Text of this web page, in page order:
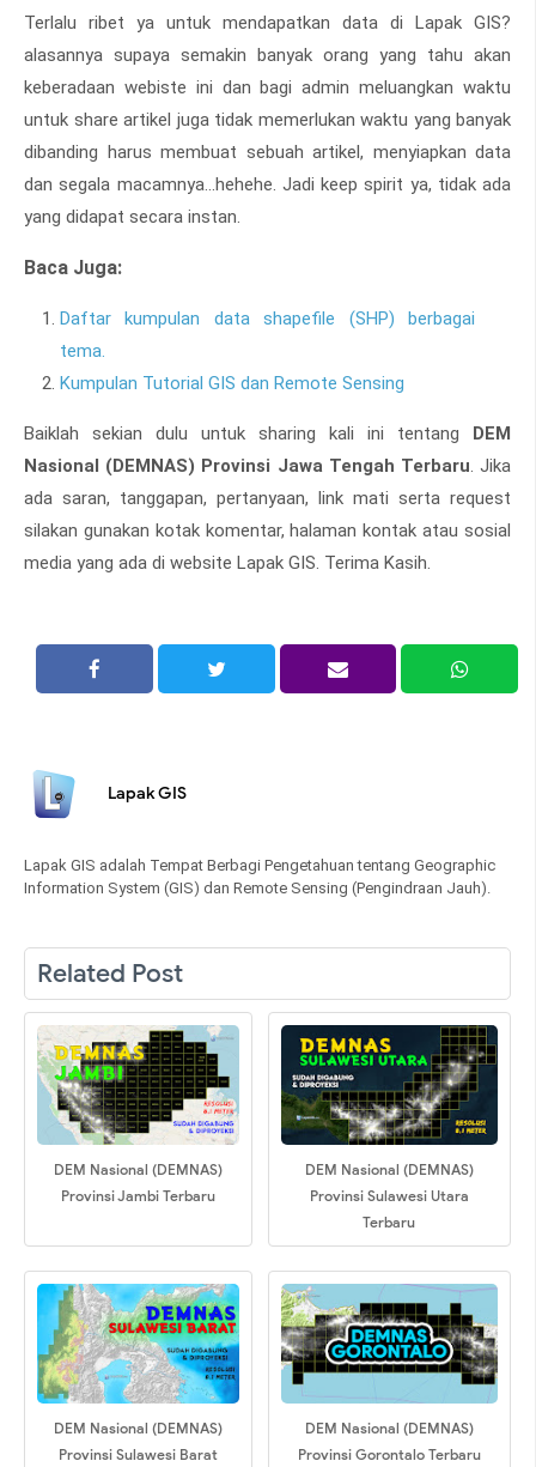
Terlalu ribet ya untuk mendapatkan data di Lapak GIS?
alasannya supaya semakin banyak orang yang tahu akan
keberadaan webiste ini dan bagi admin meluangkan waktu
untuk share artikel juga tidak memerlukan waktu yang banyak
dibanding harus membuat sebuah artikel, menyiapkan data
dan segala macamnya...hehehe. Jadi keep spirit ya, tidak ada
yang didapat secara instan.
Baca Juga:
Daftar kumpulan data shapefile (SHP) berbagai
tema.
Kumpulan Tutorial GIS dan Remote Sensing
Baiklah sekian dulu untuk sharing kali ini tentang DEM
Nasional (DEMNAS) Provinsi Jawa Tengah Terbaru. Jika
ada saran, tanggapan, pertanyaan, link mati serta request
silakan gunakan kotak komentar, halaman kontak atau sosial
media yang ada di website Lapak GIS. Terima Kasih.
Lapak GIS
Lapak GIS adalah Tempat Berbagi Pengetahuan tentang Geographic
Information System (GIS) dan Remote Sensing (Pengindraan Jauh).
Related Post
DEM Nasional (DEMNAS)
Provinsi Jambi Terbaru
DEM Nasional (DEMNAS)
Provinsi Sulawesi Utara
Terbaru
DEM Nasional (DEMNAS)
Provinsi Sulawesi Barat
DEM Nasional (DEMNAS)
Provinsi Gorontalo Terbaru